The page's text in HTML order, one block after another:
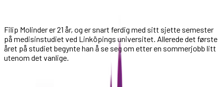
Filip Molinder er 21 år, og er snart ferdig med sitt sjette semester
på medisinstudiet ved Linköpings universitet. Allerede det første
året på studiet begynte han å se seg om etter en sommerjobb litt
utenom det vanlige.